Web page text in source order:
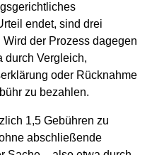
endet, sind drei
der Prozess dagegen
durch Vergleich,
oder Rücknahme
zu bezahlen.
1,5 Gebühren zu
abschließende